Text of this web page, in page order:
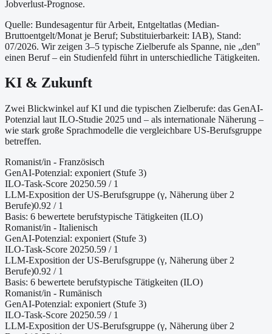
Jobverlust-Prognose.
Quelle: Bundesagentur für Arbeit, Entgeltatlas (Median-
Bruttoentgelt/Monat je Beruf; Substituierbarkeit: IAB), Stand:
07/2026. Wir zeigen 3–5 typische Zielberufe als Spanne, nie „den"
einen Beruf – ein Studienfeld führt in unterschiedliche Tätigkeiten.
KI & Zukunft
Zwei Blickwinkel auf KI und die typischen Zielberufe: das GenAI-
Potenzial laut ILO-Studie 2025 und – als internationale Näherung –
wie stark große Sprachmodelle die vergleichbare US-Berufsgruppe
betreffen.
Romanist/in - Französisch
GenAI-Potenzial: exponiert (Stufe 3)
ILO-Task-Score 20250.59 / 1
LLM-Exposition der US-Berufsgruppe (γ, Näherung über 2
Berufe)0.92 / 1
Basis: 6 bewertete berufstypische Tätigkeiten (ILO)
Romanist/in - Italienisch
GenAI-Potenzial: exponiert (Stufe 3)
ILO-Task-Score 20250.59 / 1
LLM-Exposition der US-Berufsgruppe (γ, Näherung über 2
Berufe)0.92 / 1
Basis: 6 bewertete berufstypische Tätigkeiten (ILO)
Romanist/in - Rumänisch
GenAI-Potenzial: exponiert (Stufe 3)
ILO-Task-Score 20250.59 / 1
LLM-Exposition der US-Berufsgruppe (γ, Näherung über 2